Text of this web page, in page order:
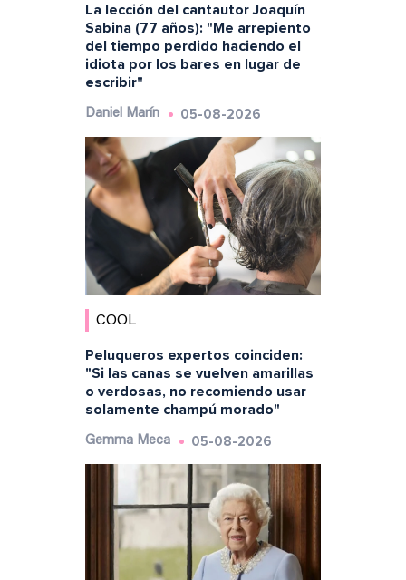
La lección del cantautor Joaquín
Sabina (77 años): "Me arrepiento
del tiempo perdido haciendo el
idiota por los bares en lugar de
escribir"
Daniel Marín 05-08-2026
COOL
Peluqueros expertos coinciden:
"Si las canas se vuelven amarillas
o verdosas, no recomiendo usar
solamente champú morado"
Gemma Meca 05-08-2026